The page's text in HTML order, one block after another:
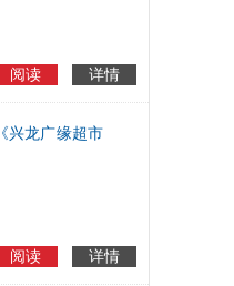
阅读 详情
《兴龙广缘超市
阅读 详情